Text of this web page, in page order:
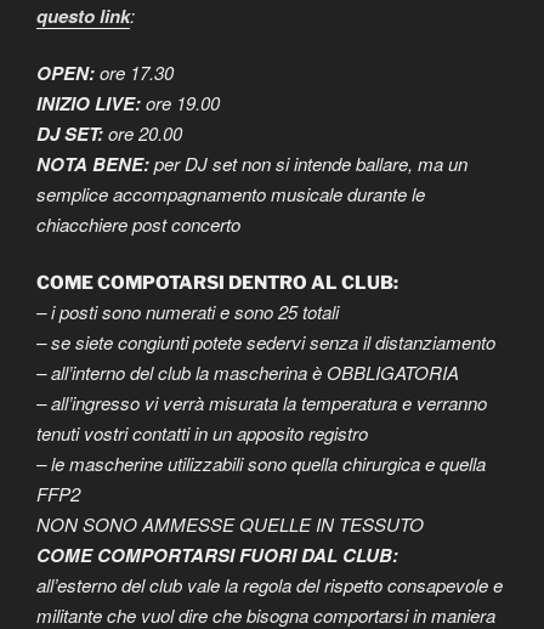
questo link:
OPEN:ore 17.30
INIZIO LIVE:ore 19.00
DJ SET:ore 20.00
NOTA BENE:per DJ set non si intende ballare, ma un
semplice accompagnamento musicale durante le
chiacchiere post concerto
COME COMPOTARSI DENTRO AL CLUB:
– i posti sono numerati e sono 25 totali
– se siete congiunti potete sedervi senza il distanziamento
– all’interno del club la mascherina è OBBLIGATORIA
– all’ingresso vi verrà misurata la temperatura e verranno
tenuti vostri contatti in un apposito registro
– le mascherine utilizzabili sono quella chirurgica e quella
FFP2
NON SONO AMMESSE QUELLE IN TESSUTO
COME COMPORTARSI FUORI DAL CLUB:
all’esterno del club vale la regola del rispetto consapevole e
militante che vuol dire che bisogna comportarsi in maniera